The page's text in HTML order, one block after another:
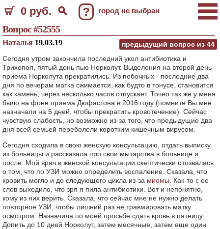
0 руб. ? город не выбран
Вопрос #52555
предыдущий вопрос из 44
Наталья 19.03.19
Сегодня утром закончила последний укол антибиотика и
Трихопол, пятый день пью Норколут. Выделения на второй день
приема Норколута прекратились. Из побочных - последние два
дня по вечерам матка сжимается, как будто в тонусе, становится
как камень, через несколько часов отпускает. Точно так же у меня
было на фоне приема Дюфастона в 2016 году (помните Вы мне
назначали на 5 дней, чтобы прекратить кровотечение). Сейчас
чувствую слабость, но возможно из-за того, что предыдущие два
дня всей семьей переболели коротким кишечным вирусом.
Сегодня сходила в свою женскую консультацию, отдать выписку
из больницы и рассказала про свои мытарства в больнице и
после. Мой врач в женской консультации скептически отозвалась
о том, что по УЗИ можно определить воспаление. Сказала, что
кровить могло и до следующего цикла из-за миомы . Как-то с ее
слов выходило, что зря я пила антибиотики. Вот и непонятно,
кому из них верить. Сказала, что сейчас мне не нужно делать
повторное УЗИ, чтобы лишний раз не травмировать матку
осмотром. Назначила по моей просьбе сдать кровь в пятницу.
Допить до 10 дней Норколут, затем месячные, затем еще один